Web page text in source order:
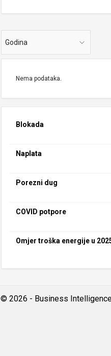
Godina
Nema podataka.
Blokada
Naplata
Porezni dug
COVID potpore
Omjer troška energije u
© 2026 - Business